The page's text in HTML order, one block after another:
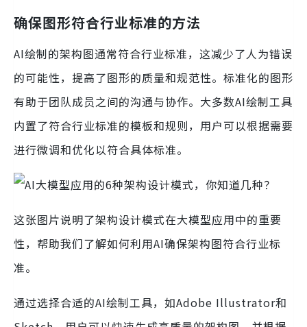
确保图形符合行业标准的方法
AI绘制的架构图通常符合行业标准，这减少了人为错误
的可能性，提高了图形的质量和规范性。标准化的图形
有助于团队成员之间的沟通与协作。大多数AI绘制工具
内置了符合行业标准的模板和规则，用户可以根据需要
进行微调和优化以符合具体标准。
这张图片说明了架构设计模式在大模型应用中的重要
性，帮助我们了解如何利用AI确保架构图符合行业标
准。
通过选择合适的AI绘制工具，如Adobe Illustrator和